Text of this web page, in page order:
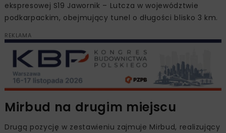
ekspresowej S19 Jawornik – Lutcza w województwie
podkarpackim, obejmujący tunel o długości blisko 3 km.
REKLAMA
Mirbud na drugim miejscu
Drugą pozycję w zestawieniu zajmuje Mirbud, realizujący